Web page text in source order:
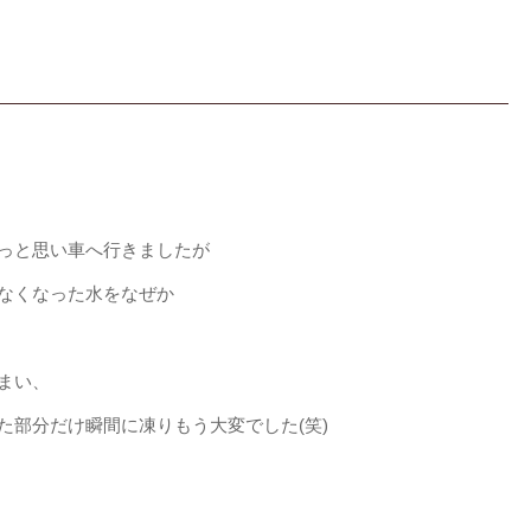
と思い車へ行きましたが
くなった水をなぜか
い、
部分だけ瞬間に凍りもう大変でした(笑)